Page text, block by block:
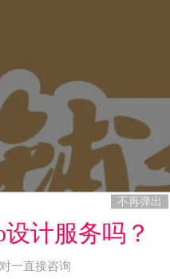
不再弹出
计服务吗？
一直接咨询